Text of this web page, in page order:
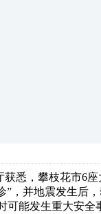
悉，攀枝花市6
”，并地震发生后
可能发生重大安全